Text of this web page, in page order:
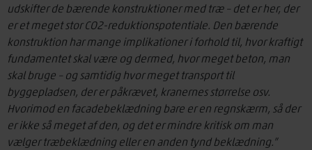
udskifter de bærende konstruktioner med træ – det er her, der
er et meget stor CO2-reduktionspotentiale. Den bærende
konstruktion har mange implikationer i forhold til, hvor kraftigt
fundamentet skal være og dermed, hvor meget beton, man
skal bruge – og samtidig hvor meget transport til
byggepladsen, der er påkrævet, kranernes størrelse osv.
Hvorimod en facadebeklædning bare er en regnskærm, så der
er ikke så meget af den, og det er mindre kritisk om man
vælger træbeklædning eller en anden tynd beklædning.”